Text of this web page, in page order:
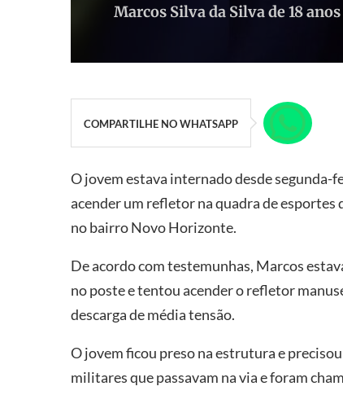
Marcos Silva da Silva de 18
COMPARTILHE NO WHATSAPP
O jovem estava internado desde segunda-
acender um refletor na quadra de esportes
no bairro Novo Horizonte.
De acordo com testemunhas, Marcos
no poste e tentou acender o refletor
descarga de média tensão.
O jovem ficou preso na estrutura e
militares que passavam na via e foram